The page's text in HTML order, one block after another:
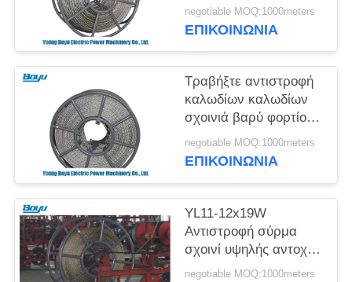
Αδιάβροχο
negotiable MOQ:1000meters
ΕΠΙΚΟΙΝΩΝΊΑ
Τραβήξτε αντιστροφή
καλωδίων καλωδίων
σχοινιά βαρύ φορτίο
πλεγμένο χάλυβα
καλωδίων
negotiable MOQ:1000meters
ΕΠΙΚΟΙΝΩΝΊΑ
YL11-12x19W
Αντιστροφή σύρμα
σχοινί υψηλής αντοχής
χάλυβα πλεγμένο
negotiable MOQ:1000meters